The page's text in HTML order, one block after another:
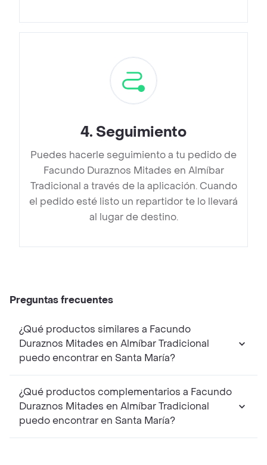
4. Seguimiento
Puedes hacerle seguimiento a tu pedido de
Facundo Duraznos Mitades en Almíbar
Tradicional a través de la aplicación. Cuando
el pedido esté listo un repartidor te lo llevará
al lugar de destino.
Preguntas frecuentes
¿Qué productos similares a Facundo
Duraznos Mitades en Almíbar Tradicional
puedo encontrar en Santa María?
¿Qué productos complementarios a Facundo
Duraznos Mitades en Almíbar Tradicional
puedo encontrar en Santa María?